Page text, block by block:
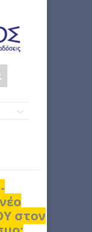
στον